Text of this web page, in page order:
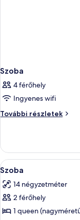
Szoba
4 férőhely
Ingyenes wifi
További részletek
Szoba
A
következő
szoba
összes
képének
2
Szoba
14 négyzetméter
2 férőhely
1 queen